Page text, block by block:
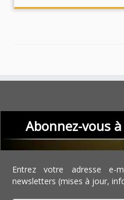
Abonnez-vous
Entrez votre adresse e-
newsletters (mises à jour,